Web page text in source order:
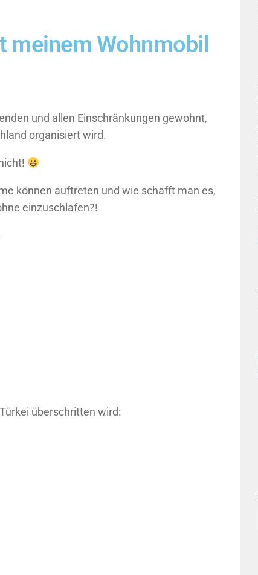
meinem Wohnmobil
und allen Einschränkungen gewohnt,
organisiert wird.
können auftreten und wie schafft man es,
einzuschlafen?!
überschritten wird: